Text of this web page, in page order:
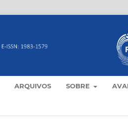
ARQUIVOS SOBRE